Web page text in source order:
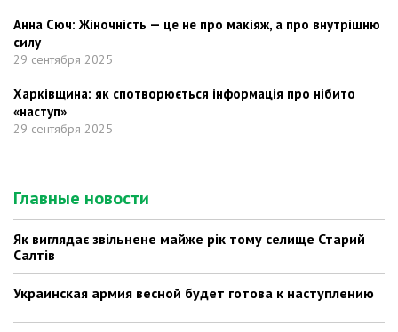
Анна Сюч: Жіночність — це не про макіяж, а про внутрішню
силу
29 сентября 2025
Харківщина: як спотворюється інформація про нібито
«наступ»
29 сентября 2025
Главные новости
Як виглядає звільнене майже рік тому селище Старий
Салтів
Украинская армия весной будет готова к наступлению